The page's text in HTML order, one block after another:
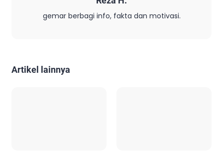
gemar berbagi info, fakta dan motivasi.
Artikel lainnya